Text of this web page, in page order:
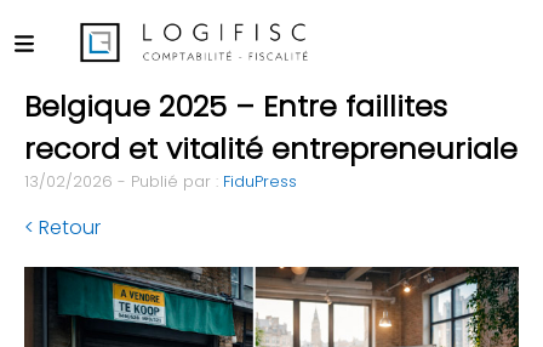
Belgique 2025 – Entre faillites
record et vitalité entrepreneuriale
13/02/2026 - Publié par : FiduPress
< Retour